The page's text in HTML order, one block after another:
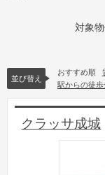
対象
並び替え
おすすめ順
駅からの徒歩
クラッサ成城